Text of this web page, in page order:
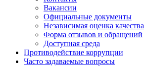
Вакансии
Официальные документы
Независимая оценка качества
Форма отзывов и обращений
Доступная среда
Противодействие коррупции
Часто задаваемые вопросы